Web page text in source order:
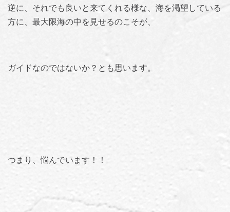
逆に、それでも良いと来てくれる様な、海を渇望している
方に、最大限海の中を見せるのこそが、
ガイドなのではないか？とも思います。
つまり、悩んでいます！！